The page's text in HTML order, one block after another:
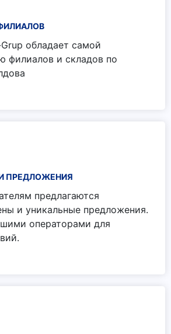
обладает самой
филиалов и складов по
ПРЕДЛОЖЕНИЯ
предлагаются
и уникальные предложения.
операторами для